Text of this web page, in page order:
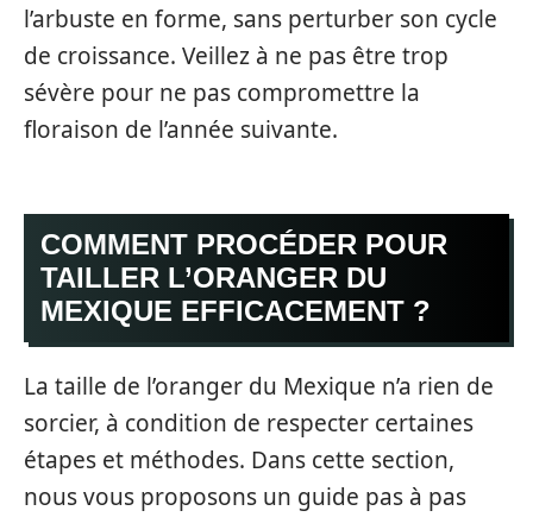
l’arbuste en forme, sans perturber son cycle
de croissance. Veillez à ne pas être trop
sévère pour ne pas compromettre la
floraison de l’année suivante.
COMMENT PROCÉDER POUR
TAILLER L’ORANGER DU
MEXIQUE EFFICACEMENT ?
La taille de l’oranger du Mexique n’a rien de
sorcier, à condition de respecter certaines
étapes et méthodes. Dans cette section,
nous vous proposons un guide pas à pas